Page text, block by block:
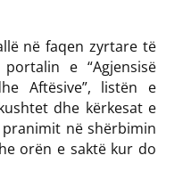
në faqen zyrtare të
e “Agjensisë
Aftësive”, listën e
dhe kërkesat e
në shërbimin
orën e saktë kur do